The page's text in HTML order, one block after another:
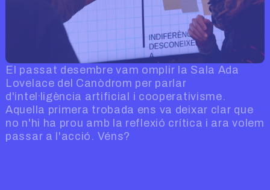
El passat desembre vam omplir la Sala Ada
Lovelace del Canòdrom per parlar
d'intel·ligència artificial i cooperativisme.
Aquella primera trobada ens va deixar clar que
no n'hi ha prou amb la reflexió crítica i ara volem
passar a l'acció. Véns?